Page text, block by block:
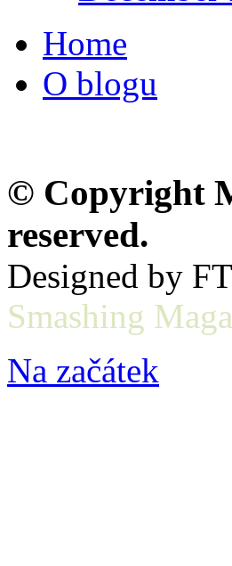
Home
O blogu
© Copyright
reserved.
Designed by
Smashing
Na začátek